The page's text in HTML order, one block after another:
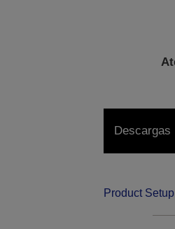
Descargas
Product Setup